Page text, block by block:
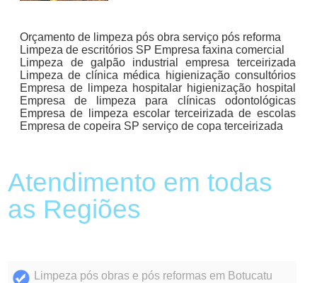
Orçamento de limpeza pós obra serviço pós reforma
Limpeza de escritórios SP Empresa faxina comercial
Limpeza de galpão industrial empresa terceirizada
Limpeza de clínica médica higienização consultórios
Empresa de limpeza hospitalar higienização hospital
Empresa de limpeza para clínicas odontológicas
Empresa de limpeza escolar terceirizada de escolas
Empresa de copeira SP serviço de copa terceirizada
Atendimento em todas
as Regiões
Limpeza pós obras e pós reformas em Botucatu